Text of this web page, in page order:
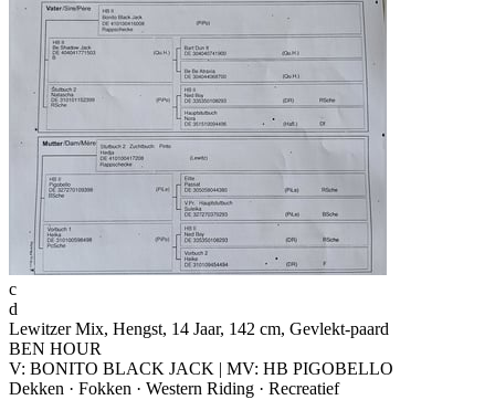
c
d
Lewitzer Mix, Hengst, 14 Jaar, 142 cm, Gevlekt-paard
BEN HOUR
V: BONITO BLACK JACK | MV: HB PIGOBELLO
Dekken · Fokken · Western Riding · Recreatief